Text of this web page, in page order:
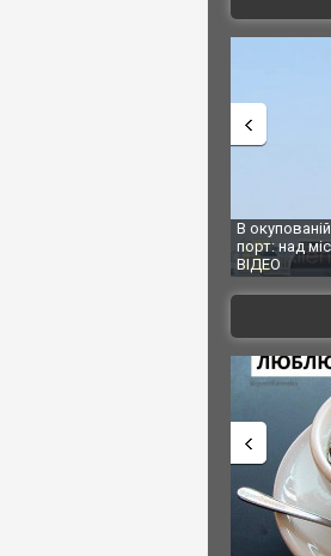
В окупованій Ялті повідомляють про атаку на
порт: над містом навис стовп чорного диму.